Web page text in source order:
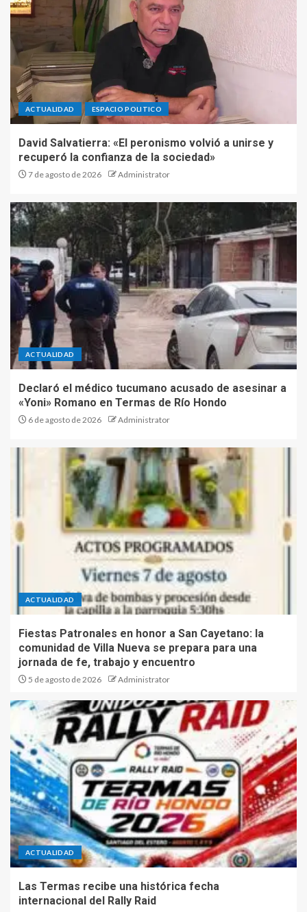
ACTUALIDAD ESPACIO POLITICO
David Salvatierra: «El peronismo volvió a unirse y
recuperó la confianza de la sociedad»
7 de agosto de 2026 Administrator
ACTUALIDAD
Declaró el médico tucumano acusado de asesinar a
«Yoni» Romano en Termas de Río Hondo
6 de agosto de 2026 Administrator
ACTUALIDAD
Fiestas Patronales en honor a San Cayetano: la
comunidad de Villa Nueva se prepara para una
jornada de fe, trabajo y encuentro
5 de agosto de 2026 Administrator
ACTUALIDAD
Las Termas recibe una histórica fecha
internacional del Rally Raid